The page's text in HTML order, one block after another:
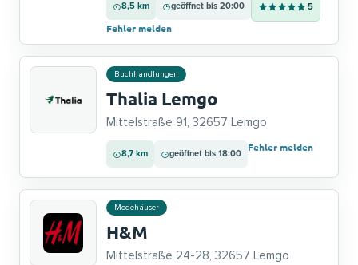
8,5 km geöffnet bis 20:00 5
Fehler melden
Buchhandlungen
Thalia Lemgo
Mittelstraße 91, 32657 Lemgo
8,7 km geöffnet bis 18:00
Fehler melden
Modehäuser
H&M
Mittelstraße 24-28, 32657 Lemgo